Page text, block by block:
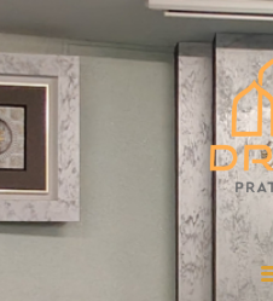
Start
Über “Drita”
Veranstaltungen